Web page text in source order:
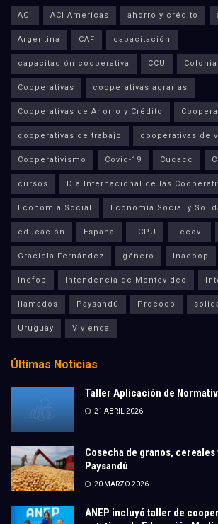
ACI ACI Americas ahorro y crédito
Argentina CAF capacitación
capacitación cooperativa CCU Colonia
Cooperativas cooperativas agrarias
Cooperativas de Ahorro y Crédito
cooperativas de trabajo cooperativas de
Cooperativismo Covid-19 Cucacc
cursos Día Internacional de las
Economía Social Economía Social y
educación España FCPU Fecovi
Graciela Fernández género Inacoop
Inefop Intendencia de Montevideo
llamados Paysandú Procoop
Uruguay Vivienda
Últimas Noticias
Taller Aplicación de
21 ABRIL 2026
Cosecha de granos, cereales
Paysandú
20 MARZO 2026
ANEP incluyó taller de